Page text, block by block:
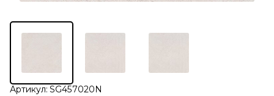
Артикул: SG457020N